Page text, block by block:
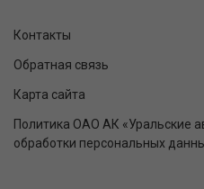
Контакты
Обратная связь
Карта сайта
Политика ОАО АК «Уральские
обработки персональных